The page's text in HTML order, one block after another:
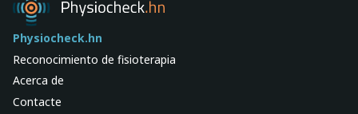
Physiocheck.hn
Reconocimiento de fisioterapia
Acerca de
Contacte